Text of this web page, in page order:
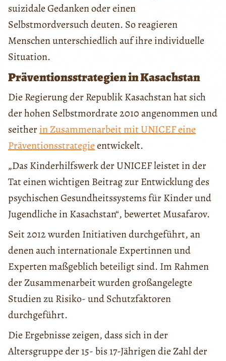
suizidale Gedanken oder einen
Selbstmordversuch deuten. So reagieren
Menschen unterschiedlich auf ihre individuelle
Situation.
Präventionsstrategien in Kasachstan
Die Regierung der Republik Kasachstan hat sich
der hohen Selbstmordrate 2010 angenommen und
seitherin Zusammenarbeit mit UNICEF eine
Präventionsstrategieentwickelt.
„Das Kinderhilfswerk der UNICEF leistet in der
Tat einen wichtigen Beitrag zur Entwicklung des
psychischen Gesundheitssystems für Kinder und
Jugendliche in Kasachstan“, bewertet Musafarov.
Seit 2012 wurden Initiativen durchgeführt, an
denen auch internationale Expertinnen und
Experten maßgeblich beteiligt sind. Im Rahmen
der Zusammenarbeit wurden großangelegte
Studien zu Risiko- und Schutzfaktoren
durchgeführt.
Die Ergebnisse zeigen, dass sich in der
Altersgruppe der 15- bis 17-Jährigen die Zahl der